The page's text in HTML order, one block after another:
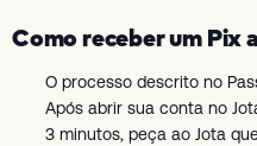
Como receber um Pix
O processo descrito no
Após abrir sua conta no
3 minutos, peça ao Jota